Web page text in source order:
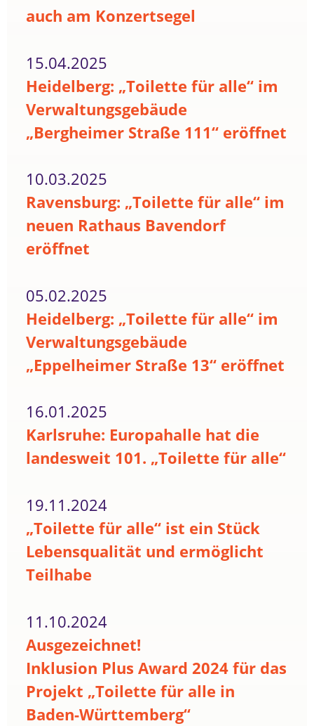
auch am Konzertsegel
15.04.2025
Heidelberg: „Toilette für alle“ im
Verwaltungsgebäude
„Bergheimer Straße 111“ eröffnet
10.03.2025
Ravensburg: „Toilette für alle“ im
neuen Rathaus Bavendorf
eröffnet
05.02.2025
Heidelberg: „Toilette für alle“ im
Verwaltungsgebäude
„Eppelheimer Straße 13“ eröffnet
16.01.2025
Karlsruhe: Europahalle hat die
landesweit 101. „Toilette für alle“
19.11.2024
„Toilette für alle“ ist ein Stück
Lebensqualität und ermöglicht
Teilhabe
11.10.2024
Ausgezeichnet!
Inklusion Plus Award 2024 für das
Projekt „Toilette für alle in
Baden-Württemberg“